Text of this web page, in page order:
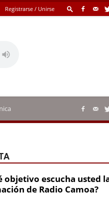
Registrarse / Unirse
objetivo escucha usted
de Radio Camoa?